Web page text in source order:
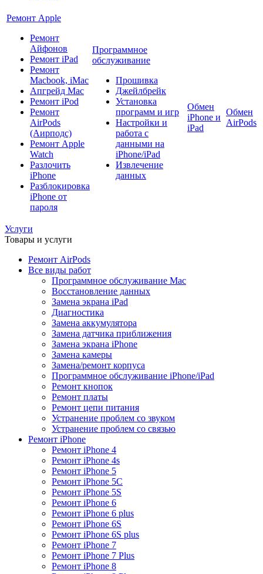
Ремонт Apple
Ремонт
Айфонов
Ремонт iPad
Ремонт
Macbook, iMac
Апгрейд Mac
Ремонт iPod
Ремонт
AirPods
(Аирподс)
Ремонт Apple
Watch
Разлочить
iPhone
Разблокировка
iPhone от
пароля
Программное
обслуживание
Прошивка
Джейлбрейк
Установка
программ и игр
Настройки и
работа с
данными на
iPhone/iPad
Извлечение
данных
Обмен
iPhone и
iPad
Обмен
AirPods
Услуги
Товары и услуги
Ремонт AirPods
Все виды работ
Программное обслуживание Mac
Восстановление данных
Замена экрана iPad
Диагностика
Замена аккумулятора
Замена датчика приближения
Замена экрана iPhone
Замена камеры
Замена/ремонт корпуса
Программное обслуживание iPhone/iPad
Ремонт кнопок
Ремонт платы
Ремонт цепи питания
Устранение проблем со звуком
Устранение проблем со связью
Ремонт iPhone
Ремонт iPhone 4
Ремонт iPhone 4s
Ремонт iPhone 5
Ремонт iPhone 5C
Ремонт iPhone 5S
Ремонт iPhone 6
Ремонт iPhone 6 plus
Ремонт iPhone 6S
Ремонт iPhone 6S plus
Ремонт iPhone 7
Ремонт iPhone 7 Plus
Ремонт iPhone 8